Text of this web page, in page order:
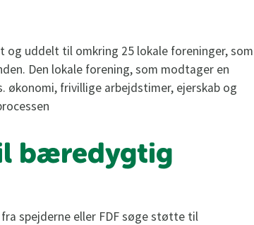
uddelt til omkring 25 lokale foreninger, som
Den lokale forening, som modtager en
økonomi, frivillige arbejdstimer, ejerskab og
bæredygtig
spejderne eller FDF søge støtte til